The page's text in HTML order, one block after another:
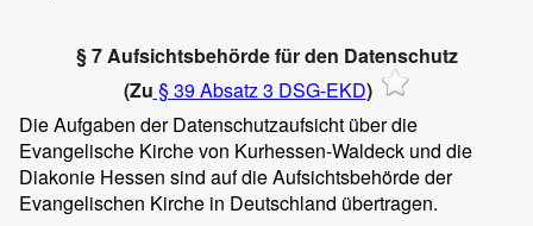
§ 7 Aufsichtsbehörde für den Datenschutz
(Zu § 39 Absatz 3 DSG-EKD)
Die Aufgaben der Datenschutzaufsicht über die
Evangelische Kirche von Kurhessen-Waldeck und die
Diakonie Hessen sind auf die Aufsichtsbehörde der
Evangelischen Kirche in Deutschland übertragen.